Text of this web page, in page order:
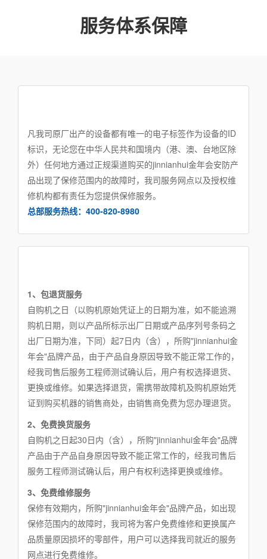
服务体系保障
凡我司原厂出产的设备都有唯一的电子标签作为设备的ID
标识，无论您在中华人民共和国境内（港、澳、台地区除
外）任何地方通过正规渠道购买的jinnianhui金年会安防产
品出现了保修范围内的故障时，我司服务网点以及授权维
修机构都有责任为您提供保修服务。
总部服务热线：400-820-8980
1、包退货服务
自购机之日（以购机原始凭证上的日期为准，如不能追溯
购机日期，则以产品所标示出厂日期或产品序列号条码之
出厂日期为准，下同）起7日内（含），所购"jinnianhui金
年会"品牌产品，由于产品自身原因导致不能正常工作的，
经我司售后服务工程师测试确认后，用户有权选择退货、
更换或维修。如果选择退货，需携带故障机及购机原始凭
证到购买机器的销售商处，由销售商免费为您办理退货。
2、免费换货服务
自购机之日起30日内（含），所购"jinnianhui金年会"品牌
产品由于产品自身原因导致不能正常工作的，经我司售后
服务工程师测试确认后，用户有权利选择更换或维修。
3、免费维修服务
保修有效期内，所购"jinnianhui金年会"品牌产品，如出现
保修范围内的故障时，我司将为客户免费维修和更换属产
品质量原因损坏的零部件，用户可以选择我司就近的服务
网点进行免费维修。